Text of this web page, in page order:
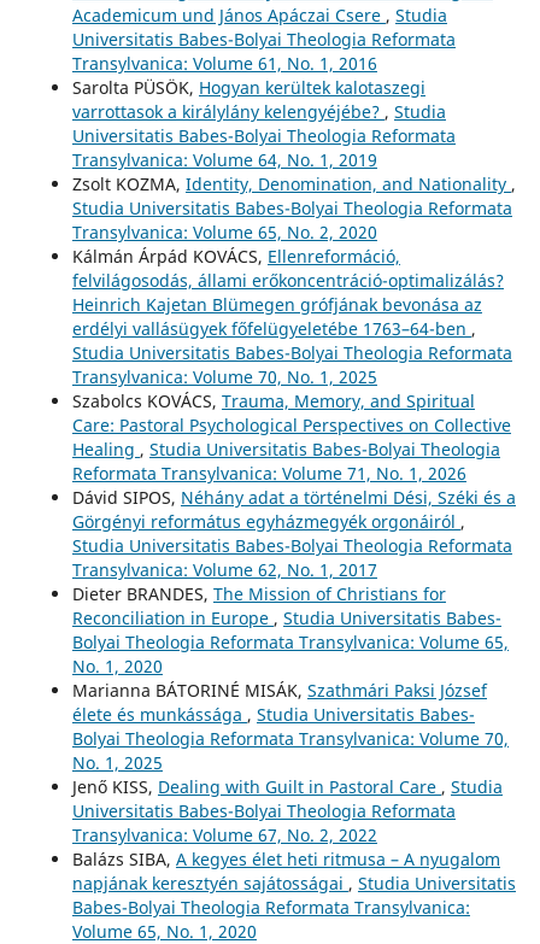
Academicum und János Apáczai Csere , Studia
Universitatis Babes-Bolyai Theologia Reformata
Transylvanica: Volume 61, No. 1, 2016
Sarolta PÜSÖK, Hogyan kerültek kalotaszegi
varrottasok a királylány kelengyéjébe? , Studia
Universitatis Babes-Bolyai Theologia Reformata
Transylvanica: Volume 64, No. 1, 2019
Zsolt KOZMA, Identity, Denomination, and Nationality ,
Studia Universitatis Babes-Bolyai Theologia Reformata
Transylvanica: Volume 65, No. 2, 2020
Kálmán Árpád KOVÁCS, Ellenreformáció,
felvilágosodás, állami erőkoncentráció-optimalizálás?
Heinrich Kajetan Blümegen grófjának bevonása az
erdélyi vallásügyek főfelügyeletébe 1763–64-ben ,
Studia Universitatis Babes-Bolyai Theologia Reformata
Transylvanica: Volume 70, No. 1, 2025
Szabolcs KOVÁCS, Trauma, Memory, and Spiritual
Care: Pastoral Psychological Perspectives on Collective
Healing , Studia Universitatis Babes-Bolyai Theologia
Reformata Transylvanica: Volume 71, No. 1, 2026
Dávid SIPOS, Néhány adat a történelmi Dési, Széki és a
Görgényi református egyházmegyék orgonáiról ,
Studia Universitatis Babes-Bolyai Theologia Reformata
Transylvanica: Volume 62, No. 1, 2017
Dieter BRANDES, The Mission of Christians for
Reconciliation in Europe , Studia Universitatis Babes-
Bolyai Theologia Reformata Transylvanica: Volume 65,
No. 1, 2020
Marianna BÁTORINÉ MISÁK, Szathmári Paksi József
élete és munkássága , Studia Universitatis Babes-
Bolyai Theologia Reformata Transylvanica: Volume 70,
No. 1, 2025
Jenő KISS, Dealing with Guilt in Pastoral Care , Studia
Universitatis Babes-Bolyai Theologia Reformata
Transylvanica: Volume 67, No. 2, 2022
Balázs SIBA, A kegyes élet heti ritmusa – A nyugalom
napjának keresztyén sajátosságai , Studia Universitatis
Babes-Bolyai Theologia Reformata Transylvanica:
Volume 65, No. 1, 2020